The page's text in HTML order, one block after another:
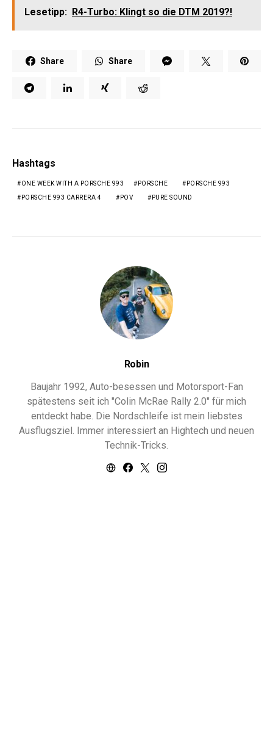
Lesetipp: R4-Turbo: Klingt so die DTM 2019?!
Share Share
Hashtags
ONE WEEK WITH A PORSCHE 993 PORSCHE PORSCHE 993
PORSCHE 993 CARRERA 4 POV PURE SOUND
Robin
Baujahr 1992, Auto-besessen und Motorsport-Fan
spätestens seit ich "Colin McRae Rally 2.0" für mich
entdeckt habe. Die Nordschleife ist mein liebstes
Ausflugsziel. Immer interessiert an Hightech und neuen
Technik-Tricks.